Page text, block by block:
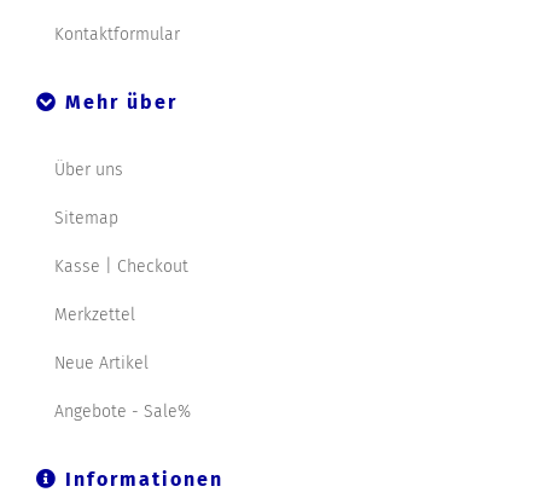
Kontaktformular
Mehr über
Über uns
Sitemap
Kasse | Checkout
Merkzettel
Neue Artikel
Angebote - Sale%
Informationen